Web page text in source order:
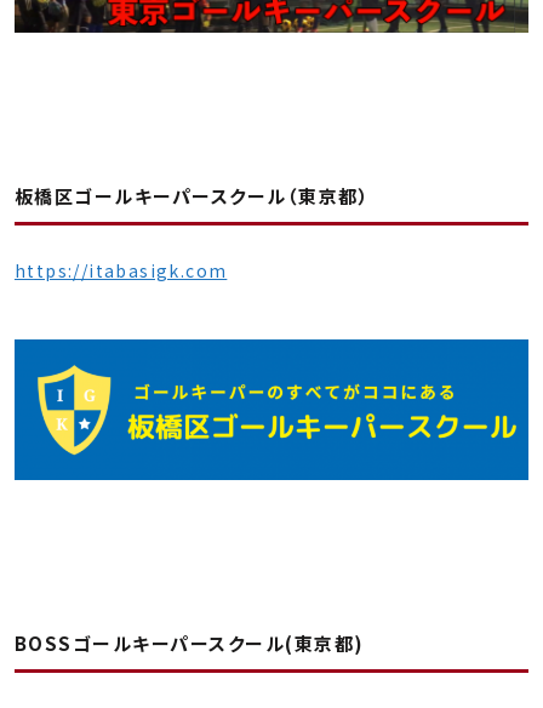
板橋区ゴールキーパースクール（東京都）
https://itabasigk.com
BOSSゴールキーパースクール(東京都)